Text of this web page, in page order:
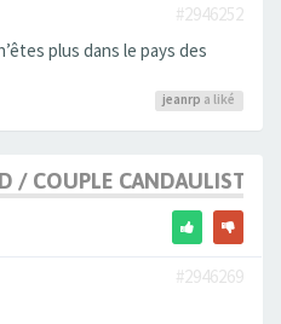
#2946252
plus dans le pays des
jeanrp a liké
/ COUPLE CANDAULISTE
#2946269